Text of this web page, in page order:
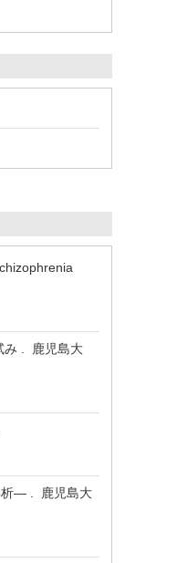
み . 鹿児島大
析― . 鹿児島大